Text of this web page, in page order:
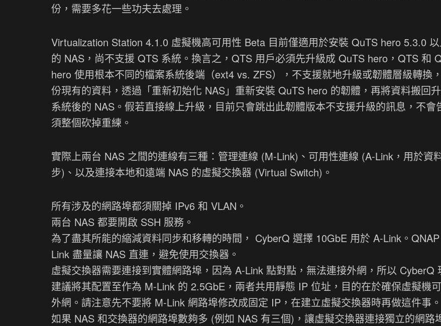
份，需要多花一些功夫去處理。
Virtualization Station 4.1.0 虛擬機高可用性 Beta 目前僅適用於安裝 QuTS hero 5.3.0
的 NAS，尚不支援 QTS 系統。換言之，QTS 用戶必須先升級成 QuTS hero，QTS 和
hero 使用根本不同的檔案系統後端（ext4 vs. ZFS），不支援就地升級或韌體層級轉換
份現有的資料，透過「重新初始化 NAS」重新安裝 QuTS hero 的韌體，再將資料搬回
系統後的 NAS。假若直接線上升級，目前只會跳出此韌體版本不支援升級的訊息，不會
須整個砍掉重練。
實際上兩台 NAS 之間的連線有三種：管理連線 (M-Link)、可用性連線 (A-Link，用於資
步)、以及連接本地和遠端 NAS 的虛擬交換器 (Virtual Switch)。
所有涉及的網路埠都須關掉 IPv6 和 VLAN。
兩台 NAS 都要開啟 SSH 服務。
為了盡其所能的縮減資料同步和移轉的時間， CyberQ 選擇 10GbE 用於 A-Link。
Link 盡量讓 NAS 直連，避免使用交換器。
虛擬交換器需要連接到實體網路埠，因為 A-Link 點對點，無法連接外網，所以 CyberQ
建議將其配置至作為 M-Link 的 2.5GbE，兩者共用靜態 IP 位址，目的在於確保虛擬機
外網。請注意先不要將 M-Link 網路埠修改成固定 IP，在建立虛擬交換器時再做這件事。
如果 NAS 和交換器的網路埠數夠多 (例如 NAS 有三個)，讓虛擬交換器連接獨立的網路